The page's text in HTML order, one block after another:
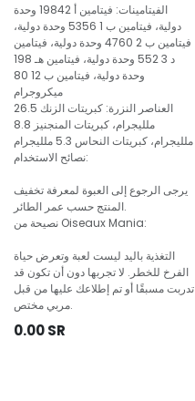
الفيتامينات: فيتامين أ 19842 وحدة
دولية، فيتامين ب 1 5356 وحدة دولية،
فيتامين ب 2 4760 وحدة دولية، فيتامين
د 3 552 وحدة دولية، فيتامين هـ 198
وحدة دولية، فيتامين ب 12 80
ميكروجرام
العناصر النزرة: كبريتات الزنك 26.5
ملليجرام، كبريتات المنجنيز 8.8
ملليجرام، كبريتات النحاس 5.3 ملليجرام
نصائح الاستخدام:
يرجى الرجوع إلى العبوة لمعرفة تخفيف
المنتج حسب عمر الطائر.
نصيحة من Oiseaux Mania:
التغذية باليد ليست لعبة وتعرض حياة
الفرخ للخطر. لا تجربها دون أن تكون قد
تدربت مسبقًا أو تم إطلاعك عليها من قبل
مربي مختص.
0.00SR